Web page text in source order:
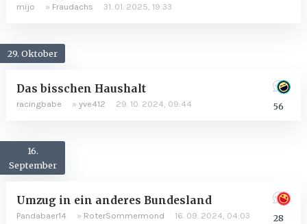
mijo » Fraudachs 31. 01. 2025, 19:33
29. Oktober
56
Das bisschen Haushalt
racingbabe » yve412 29. 10. 2024, 09:44
16.
September
28
Umzug in ein anderes Bundesland
Pandabaer14 » RoterSommermond 16. 09. 2024, 04:03